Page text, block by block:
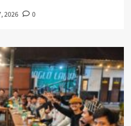
2026 0